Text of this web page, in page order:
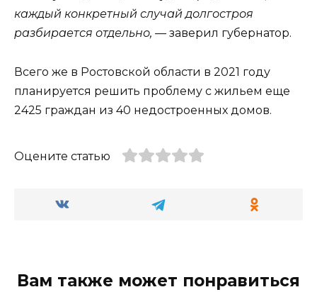
каждый конкретный случай долгостроя
разбирается отдельно, — заверил губернатор.
Всего же в Ростовской области в 2021 году
планируется решить проблему с жильем еще
2425 граждан из 40 недостроенных домов.
Оцените статью
Вам также может понравиться